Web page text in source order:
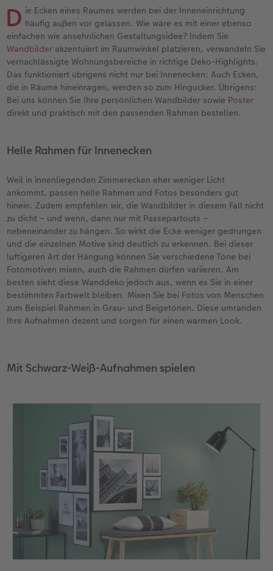
Erinnerungstasche
Personalisierter Schuber
Bestellwege
Inspiration
Reisefotobuch
Kundenbeispiele
Webinare & VHS
Fotobuch für Anfänger
Erste Schritte
Fotobuch erstellen
Neuheiten
Fotocollage
hexxas
Acrylglas
Alu Dibond
Gallery Print
Hartschaum
Mehrteiler
Bestellwege
Ideen zur Wandgestaltung
CEWE myPhotos
Neuheiten
Extras
Fotosets
Fotosticker
Art Prints
Premium Poster
Fotogrößen & Formate
Bestellwege
Last Minute Fotos
CEWE myPhotos
Fotos digitalisieren
Neuheiten
Extras
Sofortfotos
Sofortsticker
Sofortfotos mit Rahmen
Sofortfotos mit Text
Sofortfotos mit Design
Sofortfotostreifen
Sofortfotogrußkarten
Sofortfotosets
Sofortfotocollagen
Mehrteilige Sofortfotos
Retro Minis
Fototassen
Emaille Becher
Trinkflasche
Dekoration
Schule & Büro
Textilien
Art Prints
Faber-Castell
Foto-Geschenkbox
CEWE Geschenkgutschein
Neuheiten
CEWE myPhotos
Babykarten
Geburtskarten
Taufkarten
Postkarten
Fotokarten
Digitale Grußkarte
Bestellwege
Papierqualitäten
Weitere Anlässe
CEWE myPhotos
Neuheiten
Silikonhüllen
Handykette
Kunststoffhüllen
Lederhüllen
Holzhüllen
Bio-based Case
Mit Design
Bestellwege
Inspiration
Neuheiten
Wandkalender Fineline
Kundenbeispiele
Papierqualitäten
Bestellwege
Designvorlagen
Kalender mit fertigem Design
Gestaltungsideen
CEWE myPhotos
Neuheiten
Extras
für Männer
für Frauen
für Freundinnen
für Kinder
für Großeltern
für Tierfreunde
Einfach & schnell gestaltet
Besondere Geschenkideen
CEWE myPhotos
Baby
Erste Schritte
Kreative Ideen mit Sofortfotos
Gestaltungsideen
Fotobuch für Anfänger
Softwaretipps
Videotutorials
Anleitungen & Hilfe
Fototipps
Fotowettbewerbe
CEWE Magazin
Neuheiten
Neue Funktionen
Erste Schritte
Softwaretipps
Videotutorials
D ie Ecken eines Raumes werden bei der Inneneinrichtung
häufig außen vor gelassen. Wie wäre es mit einer ebenso
einfachen wie ansehnlichen Gestaltungsidee? Indem Sie
Wandbilder akzentuiert im Raumwinkel platzieren, verwandeln Sie
vernachlässigte Wohnungsbereiche in richtige Deko-Highlights.
Das funktioniert übrigens nicht nur bei Innenecken: Auch Ecken,
die in Räume hineinragen, werden so zum Hingucker. Übrigens:
Bei uns können Sie Ihre persönlichen Wandbilder sowie Poster
direkt und praktisch mit den passenden Rahmen bestellen.
Helle Rahmen für Innenecken
Weil in innenliegenden Zimmerecken eher weniger Licht
ankommt, passen helle Rahmen und Fotos besonders gut
hinein. Zudem empfehlen wir, die Wandbilder in diesem Fall nicht
zu dicht – und wenn, dann nur mit Passepartouts –
nebeneinander zu hängen. So wirkt die Ecke weniger gedrungen
und die einzelnen Motive sind deutlich zu erkennen. Bei dieser
luftigeren Art der Hängung können Sie verschiedene Töne bei
Fotomotiven mixen, auch die Rahmen dürfen variieren. Am
besten sieht diese Wanddeko jedoch aus, wenn es Sie in einer
bestimmten Farbwelt bleiben. Mixen Sie bei Fotos von Menschen
zum Beispiel Rahmen in Grau- und Beigetönen. Diese umranden
Ihre Aufnahmen dezent und sorgen für einen warmen Look.
Mit Schwarz-Weiß-Aufnahmen spielen